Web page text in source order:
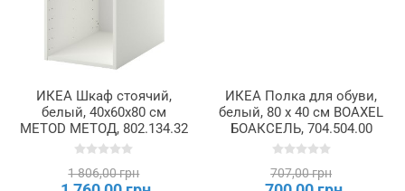
ИКЕА Шкаф стоячий,
белый, 40x60x80 см
METOD МЕТОД, 802.134.32
1 806,00 грн
ИКЕА Полка для обуви,
белый, 80 x 40 см BOAXEL
БОАКСЕЛЬ, 704.504.00
707,00 грн